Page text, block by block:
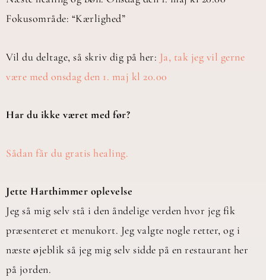
Fokusområde: “Kærlighed”
Vil du deltage, så skriv dig på her: Ja, tak jeg vil gerne
være med onsdag den 1. maj kl 20.00
Har du ikke været med før?
Sådan får du gratis healing.
Jette Harthimmer oplevelse
Jeg så mig selv stå i den åndelige verden hvor jeg fik
præsenteret et menukort. Jeg valgte nogle retter, og i
næste øjeblik så jeg mig selv sidde på en restaurant her
på jorden.